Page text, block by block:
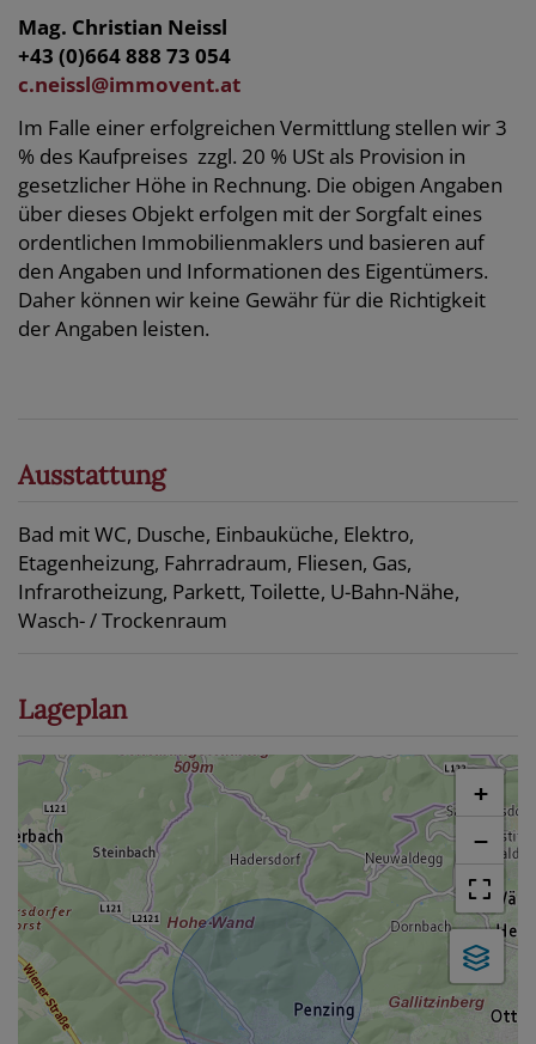
Mag. Christian Neissl
+43 (0)664 888 73 054
c.neissl@immovent.at
Im Falle einer erfolgreichen Vermittlung stellen wir 3
% des Kaufpreises zzgl. 20 % USt als Provision in
gesetzlicher Höhe in Rechnung. Die obigen Angaben
über dieses Objekt erfolgen mit der Sorgfalt eines
ordentlichen Immobilienmaklers und basieren auf
den Angaben und Informationen des Eigentümers.
Daher können wir keine Gewähr für die Richtigkeit
der Angaben leisten.
Ausstattung
Bad mit WC Dusche Einbauküche Elektro
Etagenheizung Fahrradraum Fliesen Gas
Infrarotheizung Parkett Toilette U-Bahn-Nähe
Wasch- / Trockenraum
Lageplan
+
−